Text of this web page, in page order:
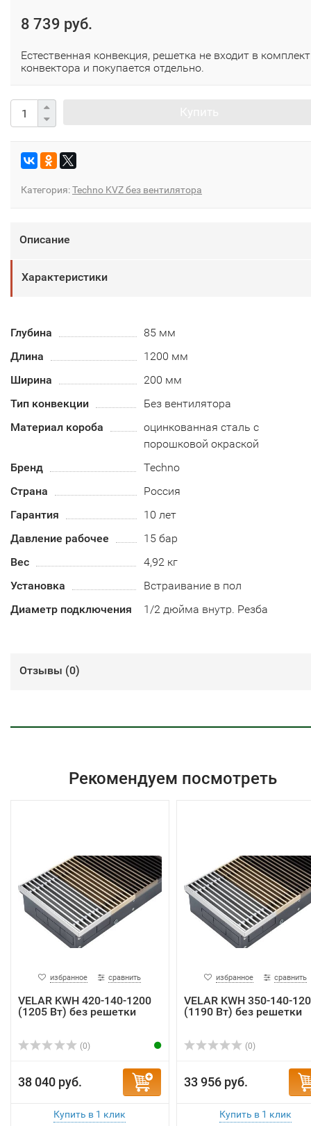
8 739 руб.
Естественная конвекция, решетка не входит в комплект
конвектора и покупается отдельно.
Категория:Techno KVZ без вентилятора
Описание
Характеристики
Глубина
85 мм
Длина
1200 мм
Ширина
200 мм
Тип конвекции
Без вентилятора
Материал короба
оцинкованная сталь с
порошковой окраской
Бренд
Techno
Страна
Россия
Гарантия
10 лет
Давление рабочее
15 бар
Вес
4,92 кг
Установка
Встраивание в пол
Диаметр подключения
1/2 дюйма внутр. Резба
Отзывы (0)
Рекомендуем посмотреть
избранное сравнить
VELAR KWH 420-140-1200
(1205 Вт) без решетки
(0)
38 040 руб.
избранное сравнить
VELAR KWH 350-140-
(1190 Вт) без решетки
(0)
33 956 руб.